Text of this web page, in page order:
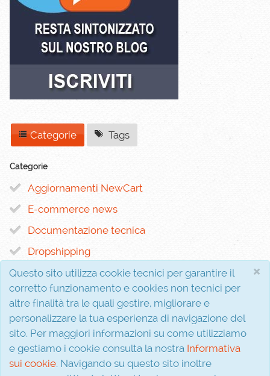
×
Questo sito utilizza cookie tecnici per garantire il
corretto funzionamento e cookies non tecnici per
altre finalità tra le quali gestire, migliorare e
personalizzare la tua esperienza di navigazione del
sito. Per maggiori informazioni su come utilizziamo
e gestiamo i cookie consulta la nostra Informativa
sui cookie. Navigando su questo sito inoltre
Categorie Tags
Categorie
Aggiornamenti NewCart
E-commerce news
Documentazione tecnica
Dropshipping
Interferenza s.r.l.
P.I. 02810310611
Via Evangelista, 5
81020 San Nicola la Strada (CE)